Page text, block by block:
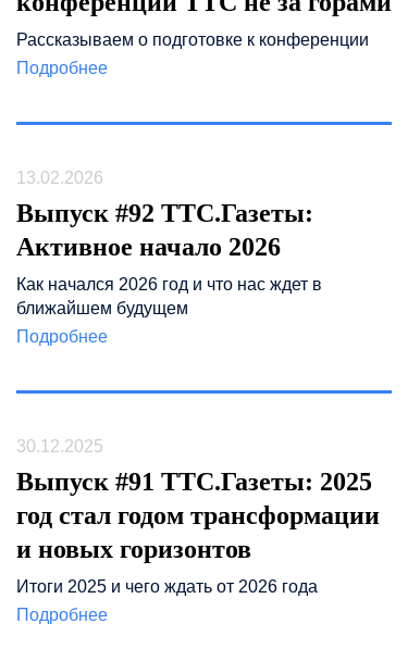
Рассказываем о подготовке к конференции
Подробнее
13.02.2026
Выпуск #92 ТТС.Газеты:
Активное начало 2026
Как начался 2026 год и что нас ждет в
ближайшем будущем
Подробнее
30.12.2025
Выпуск #91 ТТС.Газеты: 2025
год стал годом трансформации
и новых горизонтов
Итоги 2025 и чего ждать от 2026 года
Подробнее